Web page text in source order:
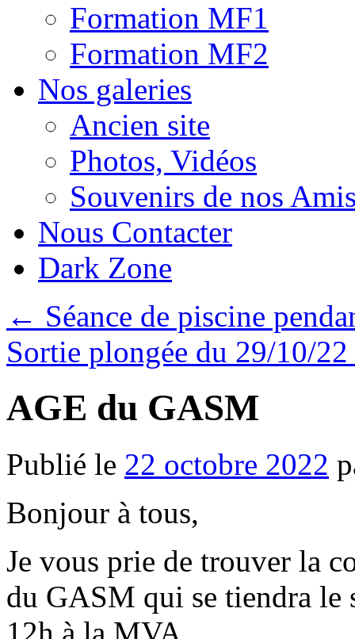
Formation MF1
Formation MF2
Nos galeries
Ancien site
Photos, Vidéos
Souvenirs de nos
Nous Contacter
Dark Zone
← Séance de piscine
Sortie plongée du 29/10/22
AGE du GASM
Publié le 22 octobre 2022
Bonjour à tous,
Je vous prie de trouver la
du GASM qui se tiendra le
12h à la MVA.